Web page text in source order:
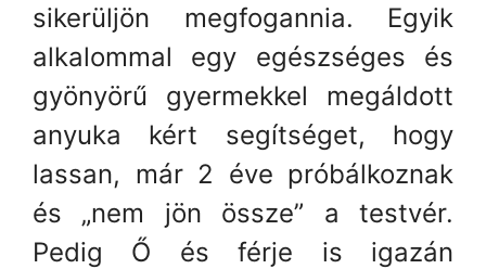
sikerüljön megfogannia. Egyik
alkalommal egy egészséges és
gyönyörű gyermekkel megáldott
anyuka kért segítséget, hogy
lassan, már 2 éve próbálkoznak
és „nem jön össze” a testvér.
Pedig Ő és férje is igazán